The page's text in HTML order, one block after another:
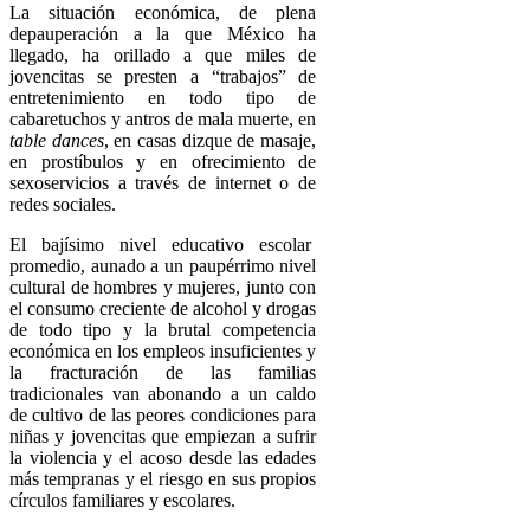
La situación económica, de plena
depauperación a la que México ha
llegado, ha orillado a que miles de
jovencitas se presten a “trabajos” de
entretenimiento en todo tipo de
cabaretuchos y antros de mala muerte, en
table dances, en casas dizque de masaje,
en prostíbulos y en ofrecimiento de
sexoservicios a través de internet o de
redes sociales.
El bajísimo nivel educativo escolar
promedio, aunado a un paupérrimo nivel
cultural de hombres y mujeres, junto con
el consumo creciente de alcohol y drogas
de todo tipo y la brutal competencia
económica en los empleos insuficientes y
la fracturación de las familias
tradicionales van abonando a un caldo
de cultivo de las peores condiciones para
niñas y jovencitas que empiezan a sufrir
la violencia y el acoso desde las edades
más tempranas y el riesgo en sus propios
círculos familiares y escolares.